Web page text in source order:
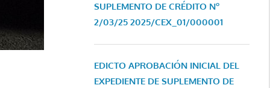
SUPLEMENTO DE CRÉDITO Nº
2/03/25 2025/CEX_01/000001
EDICTO APROBACIÓN INICIAL DEL
EXPEDIENTE DE SUPLEMENTO DE